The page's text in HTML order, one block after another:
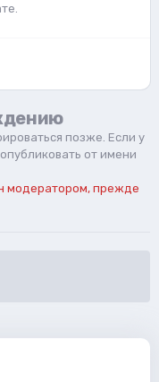
позже. Если у
от имени
модератором, прежде